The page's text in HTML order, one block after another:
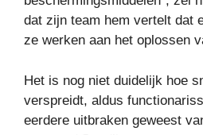
dat zijn team hem vertelt dat
ze werken aan het oplossen
Het is nog niet duidelijk hoe
verspreidt, aldus
eerdere uitbraken geweest